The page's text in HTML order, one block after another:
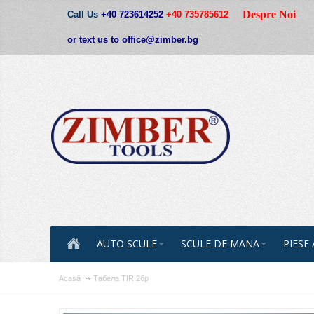
Call Us +40 723614252 +40 735785612
or text us to office@zimber.bg
Despre Noi
AUTO SCULE SCULE DE MANA
Acasă Табела TIR 2бр